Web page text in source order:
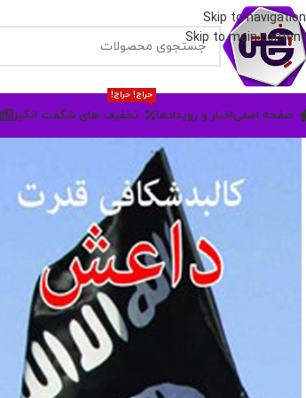
Skip to navigation
Skip to main content
صفحه اصلیاخبار و رویدادها تخفیف های شگفت انگیز
حراج! حراج!